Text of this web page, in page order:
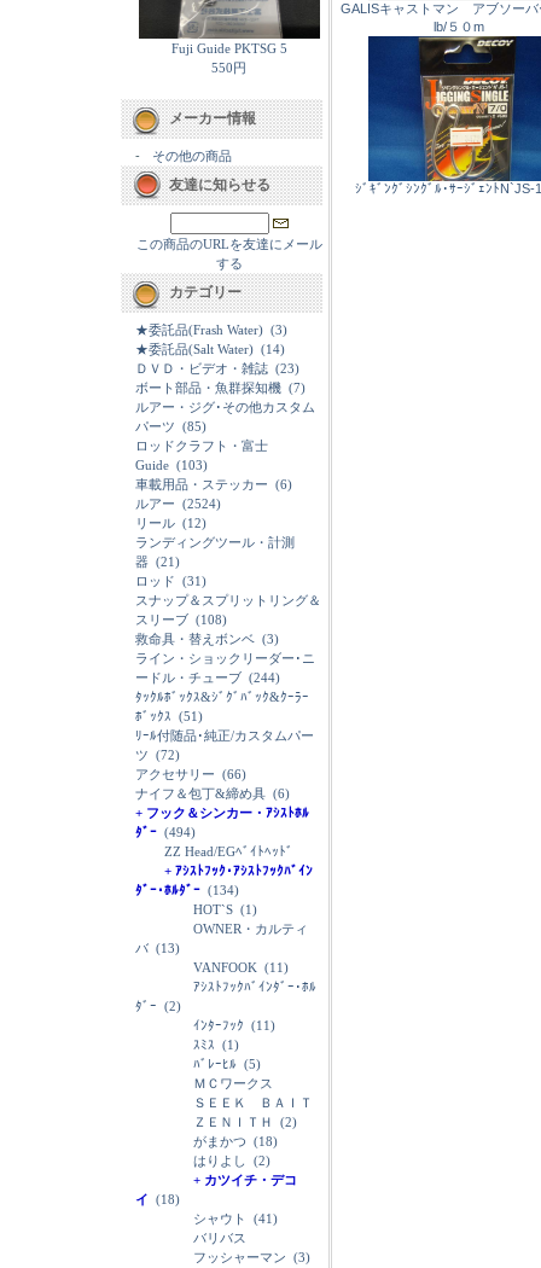
Fuji Guide PKTSG 5
550円
メーカー情報
- その他の商品
友達に知らせる
この商品のURLを友達にメール
する
カテゴリー
★委託品(Frash Water) (3)
★委託品(Salt Water) (14)
ＤＶＤ・ビデオ・雑誌 (23)
ボート部品・魚群探知機 (7)
ルアー・ジグ･その他カスタム
パーツ (85)
ロッドクラフト・富士
Guide (103)
車載用品・ステッカー (6)
ルアー (2524)
リール (12)
ランディングツール・計測
器 (21)
ロッド (31)
スナップ＆スプリットリング＆
スリーブ (108)
救命具・替えボンベ (3)
ライン・ショックリーダー･ニ
ードル・チューブ (244)
ﾀｯｸﾙﾎﾞｯｸｽ&ｼﾞｸﾞﾊﾞｯｸ&ｸｰﾗｰ
ﾎﾞｯｸｽ (51)
ﾘｰﾙ付随品･純正/カスタムパー
ツ (72)
アクセサリー (66)
ナイフ＆包丁&締め具 (6)
+ フック＆シンカー・ｱｼｽﾄﾎﾙ
ﾀﾞｰ (494)
ZZ Head/EGﾍﾞｲﾄﾍｯﾄﾞ
+ ｱｼｽﾄﾌｯｸ･ｱｼｽﾄﾌｯｸﾊﾞｲﾝ
ﾀﾞｰ･ﾎﾙﾀﾞｰ (134)
HOT`S (1)
OWNER・カルティ
バ (13)
VANFOOK (11)
ｱｼｽﾄﾌｯｸﾊﾞｲﾝﾀﾞｰ･ﾎﾙ
ﾀﾞｰ (2)
ｲﾝﾀｰﾌｯｸ (11)
ｽﾐｽ (1)
ﾊﾞﾚｰﾋﾙ (5)
ＭＣワークス
ＳＥＥＫ ＢＡＩＴ
ＺＥＮＩＴＨ
(2)
がまかつ (18)
はりよし
(2)
+ カツイチ・デコ
イ (18)
シャウト
(41)
バリバス
フッシャーマン (3)
GALISキャストマン アブソーバ
lb/５０m
ｼﾞｷﾞﾝｸﾞｼﾝｸﾞﾙ･ｻｰｼﾞｪﾝﾄN`JS-